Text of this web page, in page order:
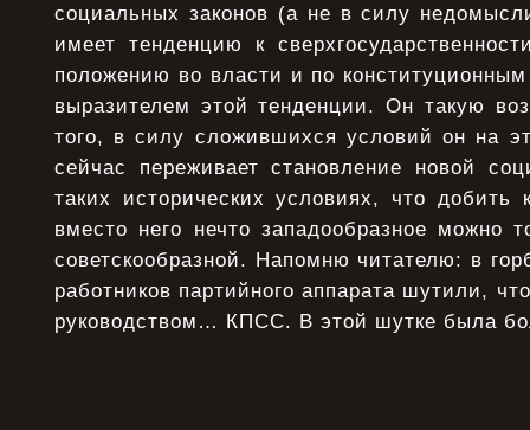
социальных законов (а не в силу
имеет тенденцию к
положению во власти и по конституционным
выразителем этой тенденции. Он такую
того, в силу сложившихся условий он на
сейчас переживает становление новой
таких исторических условиях, что добить
вместо него нечто западообразное можно
советскообразной. Напомню читателю: в
работников партийного аппарата шутили,
руководством… КПСС. В этой шутке была